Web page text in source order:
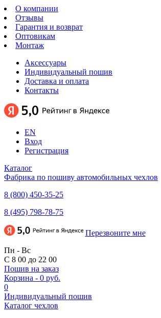
О компании
Отзывы
Гарантия и возврат
Оптовикам
Монтаж
Аксессуары
Индивидуальный пошив
Доставка и оплата
Контакты
EN
Вход
Регистрация
Каталог
Фабрика по пошиву автомобильных чехлов
8 (800) 450-35-25
8 (495) 798-78-75
Перезвоните мне
Пн - Вс
С 8 00 до 22 00
Пошив на заказ
Корзина - 0 руб.
0
Индивидуальный пошив
Каталог чехлов